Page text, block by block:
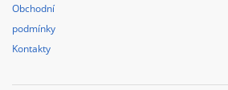
Obchodní
podmínky
Kontakty